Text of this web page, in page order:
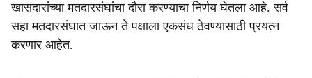
खासदारांच्या मतदारसंघांचा दौरा करण्याचा निर्णय घेतला आहे. सर्व
सहा मतदारसंघात जाऊन ते पक्षाला एकसंध ठेवण्यासाठी प्रयत्न
करणार आहेत.